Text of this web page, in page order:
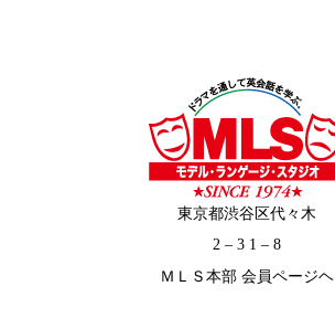
東京都渋谷区代々木
2 – 3 1 – 8
ＭＬＳ本部 会員ページヘ